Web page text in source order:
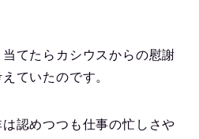
てたらカシウスからの慰謝
ていたのです。
認めつつも仕事の忙しさや